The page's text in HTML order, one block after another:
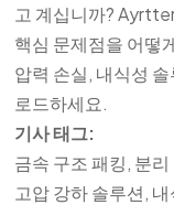
고 계십니까?
핵심 문제점을 어떻
압력 손실, 내식성
로드하세요.
기사 태그:
금속 구조 패킹, 분
고압 강하 솔루션,